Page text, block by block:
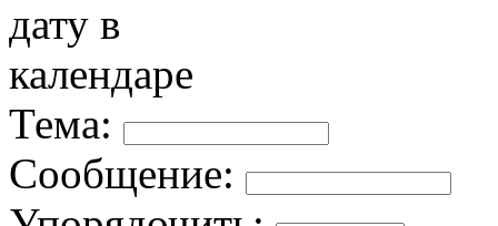
Тема:
Сообщение: